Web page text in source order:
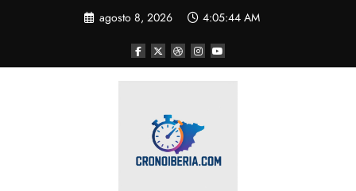
agosto 8, 2026 4:05:45 AM